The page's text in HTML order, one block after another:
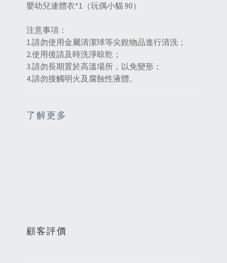
嬰幼兒連體衣*1（玩偶小貓 90）
注意事項：
1.請勿使用金屬清潔球等尖銳物品進行清洗；
2.使用後請及時洗淨晾乾；
3.請勿長期置於高溫場所，以免變形；
4.請勿接觸明火及腐蝕性液體。
了解更多
顧客評價